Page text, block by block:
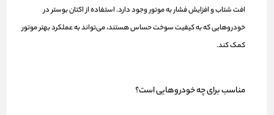
افت شتاب و افزایش فشار به موتور وجود دارد. استفاده از اکتان بوستر در
خودروهایی که به کیفیت سوخت حساس هستند، می‌تواند به عملکرد بهتر موتور
کمک کند.
مناسب برای چه خودروهایی است؟